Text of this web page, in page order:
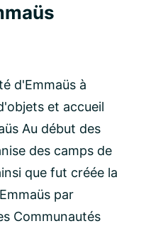
d'Emmaüs à
et accueil
Au début des
des camps de
que fut créée la
par
Communautés